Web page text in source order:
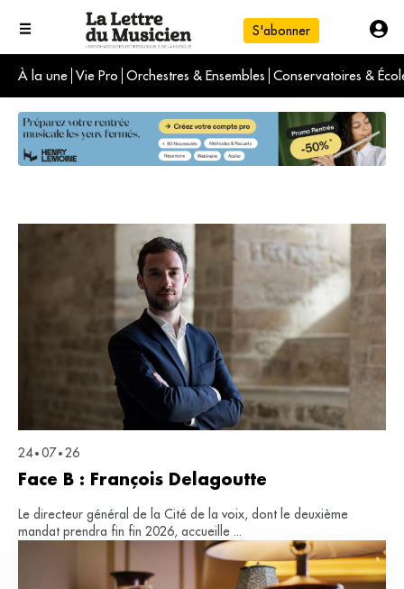
S'abonner
À la une Vie Pro Orchestres & Ensembles Conservatoires &
L'info du jour
Le numéro du mois
International
24 • 07 • 26
Face B : François Delagoutte
Le directeur général de la Cité de la voix, dont le deuxième
mandat prendra fin fin 2026, accueille ...